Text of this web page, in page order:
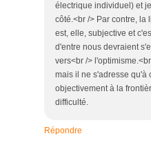
électrique individuel) et
côté.<br /> Par contre, la
est, elle, subjective et
d'entre nous devraient
vers<br />
mais il ne s'adresse qu'à
objectivement à la
difficulté.
Répondre